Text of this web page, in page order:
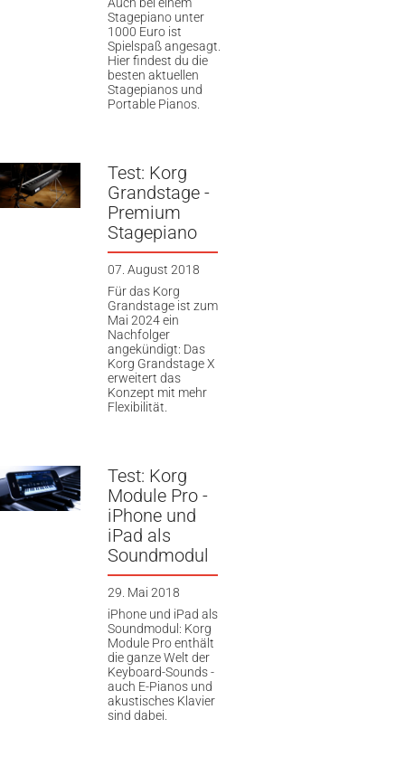
Stagepiano unter
1000 Euro ist
Spielspaß angesagt.
Hier findest du die
besten aktuellen
Stagepianos und
Portable Pianos.
Test: Korg
Grandstage -
Premium
Stagepiano
07. August 2018
Für das Korg
Grandstage ist zum
Mai 2024 ein
Nachfolger
angekündigt: Das
Korg Grandstage X
erweitert das
Konzept mit mehr
Flexibilität.
Test: Korg
Module Pro -
iPhone und
iPad als
Soundmodul
29. Mai 2018
iPhone und iPad als
Soundmodul: Korg
Module Pro enthält
die ganze Welt der
Keyboard-Sounds -
auch E-Pianos und
akustisches Klavier
sind dabei.